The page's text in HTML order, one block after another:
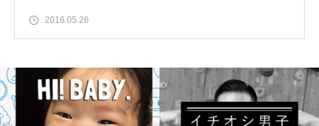
2016.05.26